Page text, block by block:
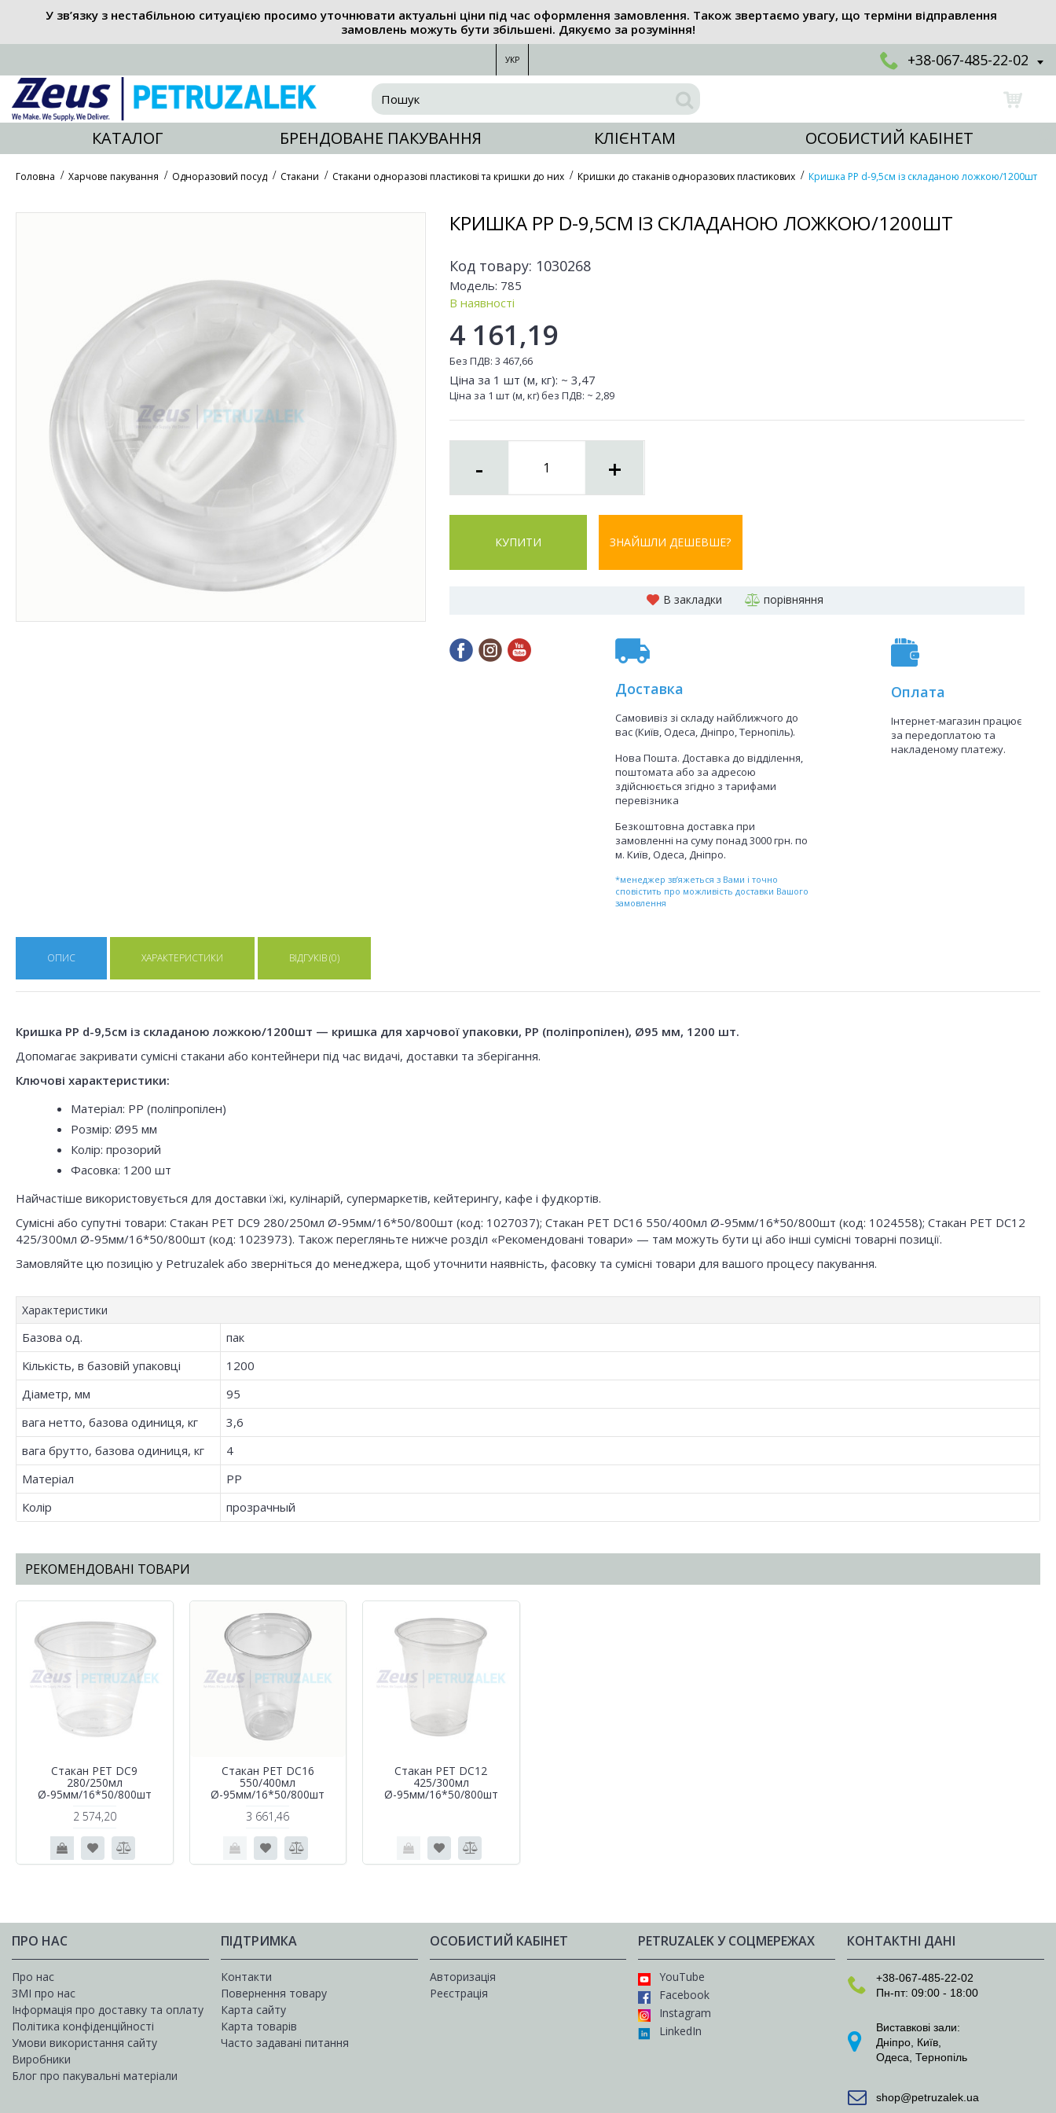
У зв’язку з нестабільною ситуацією просимо уточнювати актуальні ціни під час оформлення замовлення. Також звертаємо увагу, що терміни відправлення
замовлень можуть бути збільшені. Дякуємо за розуміння!
УКР +38-067-485-22-02
КАТАЛОГ БРЕНДОВАНЕ ПАКУВАННЯ КЛІЄНТАМ ОСОБИСТИЙ КАБІНЕТ
Головна Харчове пакування Одноразовий посуд Стакани Стакани одноразові пластикові та кришки до них Кришки до стаканів одноразових пластикових Кришка РР d-9,5см із складаною ложкою/1200шт
КРИШКА РР D-9,5СМ ІЗ СКЛАДАНОЮ ЛОЖКОЮ/1200ШТ
Код товару: 1030268
Модель: 785
В наявності
4 161,19
Без ПДВ: 3 467,66
Ціна за 1 шт (м, кг): ~ 3,47
Ціна за 1 шт (м, кг) без ПДВ: ~ 2,89
- +
КУПИТИ ЗНАЙШЛИ ДЕШЕВШЕ?
В закладки порівняння
Доставка
Самовивіз зі складу найближчого до
вас (Київ, Одеса, Дніпро, Тернопіль).
Нова Пошта. Доставка до відділення,
поштомата або за адресою
здійснюється згідно з тарифами
перевізника
Безкоштовна доставка при
замовленні на суму понад 3000 грн. по
м. Київ, Одеса, Дніпро.
*менеджер зв’яжеться з Вами і точно
сповістить про можливість доставки Вашого
замовлення
Оплата
Інтернет-магазин працює
за передоплатою та
накладеному платежу.
ОПИС ХАРАКТЕРИСТИКИ ВІДГУКІВ (0)
Кришка РР d-9,5см із складаною ложкою/1200шт — кришка для харчової упаковки, PP (поліпропілен), Ø95 мм, 1200 шт.
Допомагає закривати сумісні стакани або контейнери під час видачі, доставки та зберігання.
Ключові характеристики:
Матеріал: PP (поліпропілен)
Розмір: Ø95 мм
Колір: прозорий
Фасовка: 1200 шт
Найчастіше використовується для доставки їжі, кулінарій, супермаркетів, кейтерингу, кафе і фудкортів.
Сумісні або супутні товари: Стакан РЕТ DC9 280/250мл Ø-95мм/16*50/800шт (код: 1027037); Стакан РЕТ DC16 550/400мл Ø-95мм/16*50/800шт (код: 1024558); Стакан РЕТ DC12
425/300мл Ø-95мм/16*50/800шт (код: 1023973). Також перегляньте нижче розділ «Рекомендовані товари» — там можуть бути ці або інші сумісні товарні позиції.
Замовляйте цю позицію у Petruzalek або зверніться до менеджера, щоб уточнити наявність, фасовку та сумісні товари для вашого процесу пакування.
Характеристики
Базова од.
пак
Кількість, в базовій упаковці
1200
Діаметр, мм
95
вага нетто, базова одиниця, кг
3,6
вага брутто, базова одиниця, кг
4
Матеріал
PP
Колір
прозрачный
РЕКОМЕНДОВАНІ ТОВАРИ
Стакан РЕТ DC9
280/250мл
Ø-95мм/16*50/800шт
2 574,20
Стакан РЕТ DC16
550/400мл
Ø-95мм/16*50/800шт
3 661,46
Стакан РЕТ DC12
425/300мл
Ø-95мм/16*50/800шт
ПРО НАС
Про нас
ЗМІ про нас
Інформація про доставку та оплату
Політика конфіденційності
Умови використання сайту
Виробники
Блог про пакувальні матеріали
ПІДТРИМКА
Контакти
Повернення товару
Карта сайту
Карта товарів
Часто задавані питання
ОСОБИСТИЙ КАБІНЕТ
Авторизація
Реєстрація
PETRUZALEK У СОЦМЕРЕЖАХ
YouTube
Facebook
Instagram
LinkedIn
КОНТАКТНІ ДАНІ
+38-067-485-22-02
Пн-пт: 09:00 - 18:00
Виставкові зали:
Дніпро, Київ,
Одеса, Тернопіль
shop@petruzalek.ua